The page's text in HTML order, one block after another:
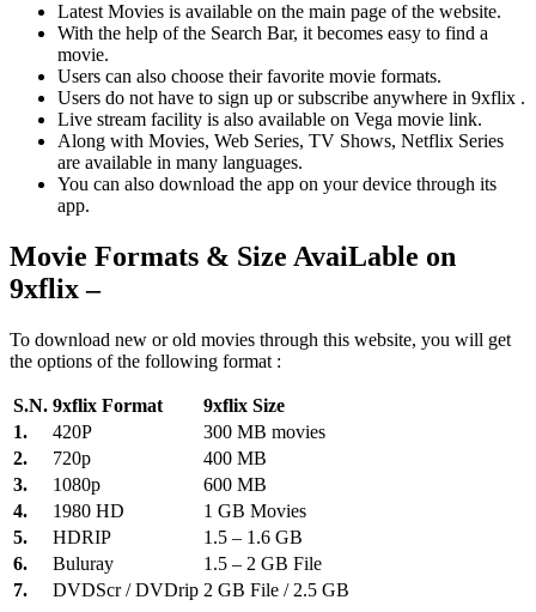
Latest Movies is available on the main page of the website.
With the help of the Search Bar, it becomes easy to find a
movie.
Users can also choose their favorite movie formats.
Users do not have to sign up or subscribe anywhere in 9xflix .
Live stream facility is also available on Vega movie link.
Along with Movies, Web Series, TV Shows, Netflix Series
are available in many languages.
You can also download the app on your device through its
app.
Movie Formats & Size AvaiLable on
9xflix –
To download new or old movies through this website, you will get
the options of the following format :
S.N. 9xflix Format
9xflix Size
1.
420P
300 MB movies
2.
720p
400 MB
3.
1080p
600 MB
4.
1980 HD
1 GB Movies
5.
HDRIP
1.5 – 1.6 GB
6.
Buluray
1.5 – 2 GB File
7.
DVDScr / DVDrip 2 GB File / 2.5 GB